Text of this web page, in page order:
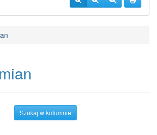
Szukaj w kolumnie